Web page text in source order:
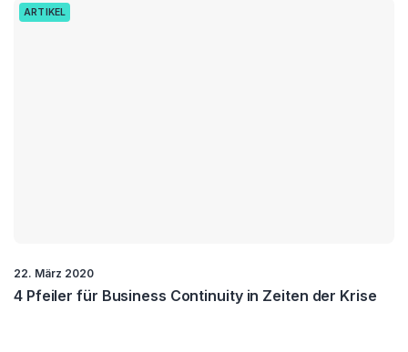
ARTIKEL
22. März 2020
4 Pfeiler für Business Continuity in Zeiten der Krise